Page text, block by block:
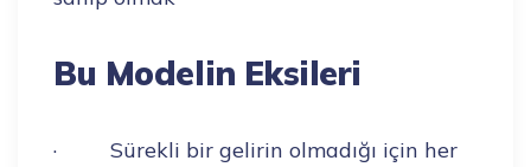
Bu Modelin Eksileri
· Sürekli bir gelirin olmadığı için her